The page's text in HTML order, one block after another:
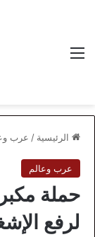
الرئيسية / عرب
عرب وعالم
حملة
لرفع